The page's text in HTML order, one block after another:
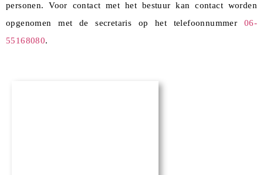
personen. Voor contact met het bestuur kan contact worden
opgenomen met de secretaris op het telefoonnummer 06-
55168080.